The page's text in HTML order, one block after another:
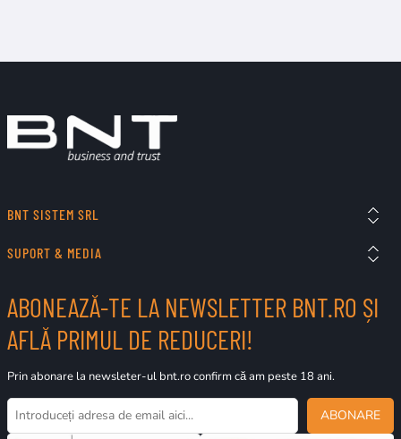
BNT SISTEM SRL
SUPORT & MEDIA
ABONEAZĂ-TE LA NEWSLETTER BNT.RO ȘI
AFLĂ PRIMUL DE REDUCERI!
Prin abonare la newsleter-ul bnt.ro confirm că am peste 18 ani.
ABONARE